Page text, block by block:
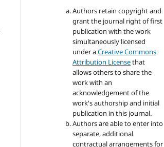
Authors retain copyright and
grant the journal right of first
publication with the work
simultaneously licensed
under aCreative Commons
Attribution Licensethat
allows others to share the
work with an
acknowledgement of the
work's authorship and initial
publication in this journal.
Authors are able to enter into
separate, additional
contractual arrangements for